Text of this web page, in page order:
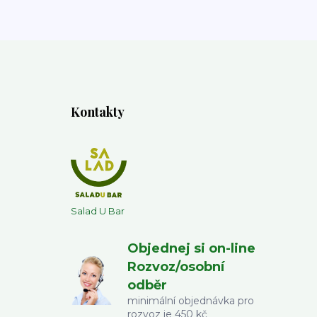
Kontakty
Salad U Bar
Objednej si on-line
Rozvoz/osobní
odběr
minimální objednávka pro
rozvoz je 450 kč